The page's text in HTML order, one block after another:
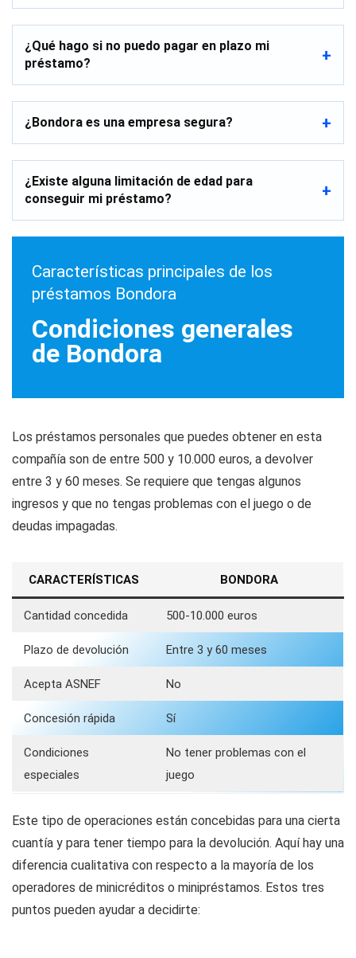
¿Qué hago si no puedo pagar en plazo mi
préstamo?
¿Bondora es una empresa segura?
¿Existe alguna limitación de edad para
conseguir mi préstamo?
Características principales de los
préstamos Bondora
Condiciones generales
de Bondora
Los préstamos personales que puedes obtener en esta
compañía son de entre 500 y 10.000 euros, a devolver
entre 3 y 60 meses. Se requiere que tengas algunos
ingresos y que no tengas problemas con el juego o de
deudas impagadas.
CARACTERÍSTICAS BONDORA
Cantidad concedida 500-10.000 euros
Plazo de devolución Entre 3 y 60 meses
Acepta ASNEF No
Concesión rápida Sí
Condiciones
especiales
No tener problemas con el
juego
Este tipo de operaciones están concebidas para una cierta
cuantía y para tener tiempo para la devolución. Aquí hay una
diferencia cualitativa con respecto a la mayoría de los
operadores de minicréditos o minipréstamos. Estos tres
puntos pueden ayudar a decidirte: